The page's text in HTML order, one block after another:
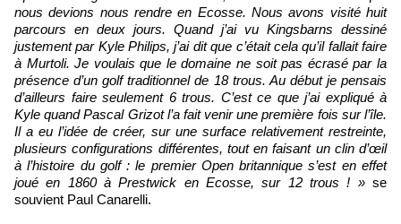
nous devions nous rendre en Ecosse. Nous avons visité huit
parcours en deux jours. Quand j’ai vu Kingsbarns dessiné
justement par Kyle Philips, j’ai dit que c’était cela qu’il fallait faire
à Murtoli. Je voulais que le domaine ne soit pas écrasé par la
présence d’un golf traditionnel de 18 trous. Au début je pensais
d’ailleurs faire seulement 6 trous. C’est ce que j’ai expliqué à
Kyle quand Pascal Grizot l’a fait venir une première fois sur l’île.
Il a eu l’idée de créer, sur une surface relativement restreinte,
plusieurs configurations différentes, tout en faisant un clin d’œil
à l’histoire du golf : le premier Open britannique s’est en effet
joué en 1860 à Prestwick en Ecosse, sur 12 trous ! » se
souvient Paul Canarelli.